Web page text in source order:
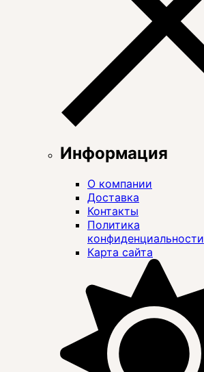
Информация
О компании
Доставка
Контакты
Политика
конфиденциальности
Карта сайта